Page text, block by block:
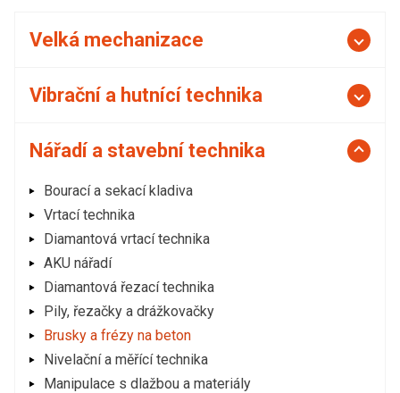
Velká mechanizace
Vibrační a hutnící technika
Nářadí a stavební technika
Bourací a sekací kladiva
Vrtací technika
Diamantová vrtací technika
AKU nářadí
Diamantová řezací technika
Pily, řezačky a drážkovačky
Brusky a frézy na beton
Nivelační a měřící technika
Manipulace s dlažbou a materiály